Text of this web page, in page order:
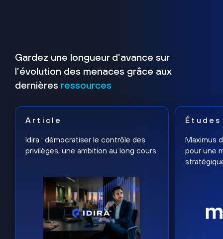
Gardez une longueur d’avance sur
l’évolution des menaces grâce aux
dernières ressources
Article
Idira : démocratiser le contrôle des
privilèges, une ambition au long cours
Études
Maximus
pour une